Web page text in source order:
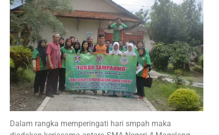
Dalam rangka memperingati hari smpah maka